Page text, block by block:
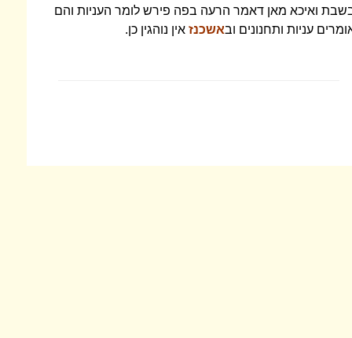
ואיכא מאן דאמר הרעה בפה פירש לומר העניות והם
עניות ותחנונים ובאשכנז אין נוהגין כן.